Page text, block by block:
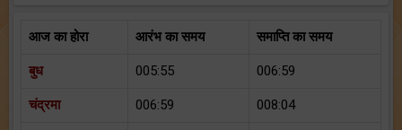
आज का होरा आरंभ का समय समाप्ति का समय
बुध 005:55 006:59
चंद्रमा 006:59 008:04